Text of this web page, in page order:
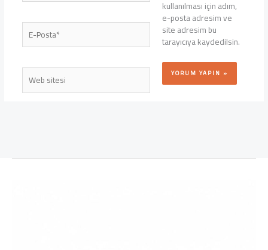
E-
Posta*
Web
sitesi
kullanılması için adım,
e-posta adresim ve
site adresim bu
tarayıcıya kaydedilsin.